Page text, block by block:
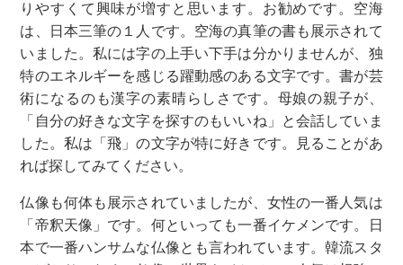
りやすくて興味が増すと思います。お勧めです。空海
は、日本三筆の１人です。空海の真筆の書も展示されて
いました。私には字の上手い下手は分かりませんが、独
特のエネルギーを感じる躍動感のある文字です。書が芸
術になるのも漢字の素晴らしさです。母娘の親子が、
「自分の好きな文字を探すのもいいね」と会話していま
した。私は「飛」の文字が特に好きです。見ることがあ
れば探してみてください。
仏像も何体も展示されていましたが、女性の一番人気は
「帝釈天像」です。何といっても一番イケメンです。日
本で一番ハンサムな仏像とも言われています。韓流スタ